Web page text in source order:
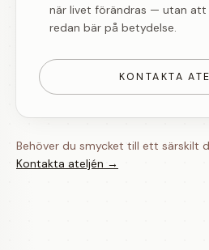
när livet förändras — utan
redan bär på betydelse.
KONTAKTA
Behöver du smycket till ett särskilt
Kontakta ateljén →